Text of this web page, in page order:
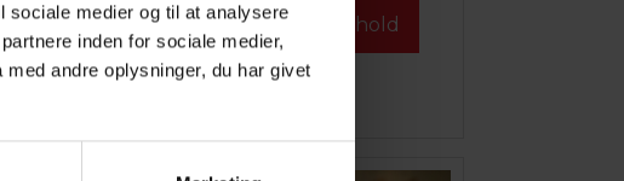
sociale medier og til at analysere
inden for sociale medier,
andre oplysninger, du har givet
Fra DKK 1.999,- Se ophold
Pris for 2 personer